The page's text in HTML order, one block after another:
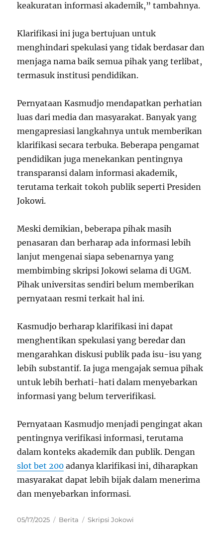
keakuratan informasi akademik,” tambahnya.
Klarifikasi ini juga bertujuan untuk
menghindari spekulasi yang tidak berdasar dan
menjaga nama baik semua pihak yang terlibat,
termasuk institusi pendidikan.
Pernyataan Kasmudjo mendapatkan perhatian
luas dari media dan masyarakat. Banyak yang
mengapresiasi langkahnya untuk memberikan
klarifikasi secara terbuka. Beberapa pengamat
pendidikan juga menekankan pentingnya
transparansi dalam informasi akademik,
terutama terkait tokoh publik seperti Presiden
Jokowi.
Meski demikian, beberapa pihak masih
penasaran dan berharap ada informasi lebih
lanjut mengenai siapa sebenarnya yang
membimbing skripsi Jokowi selama di UGM.
Pihak universitas sendiri belum memberikan
pernyataan resmi terkait hal ini.
Kasmudjo berharap klarifikasi ini dapat
menghentikan spekulasi yang beredar dan
mengarahkan diskusi publik pada isu-isu yang
lebih substantif. Ia juga mengajak semua pihak
untuk lebih berhati-hati dalam menyebarkan
informasi yang belum terverifikasi.
Pernyataan Kasmudjo menjadi pengingat akan
pentingnya verifikasi informasi, terutama
dalam konteks akademik dan publik. Dengan
slot bet 200 adanya klarifikasi ini, diharapkan
masyarakat dapat lebih bijak dalam menerima
dan menyebarkan informasi.
Posted
05/17/2025 Categories
Berita Tags
Skripsi Jokowi